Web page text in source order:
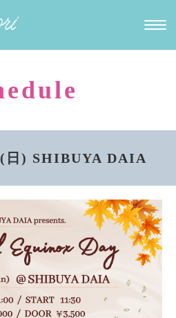
日) SHIBUYA DAIA